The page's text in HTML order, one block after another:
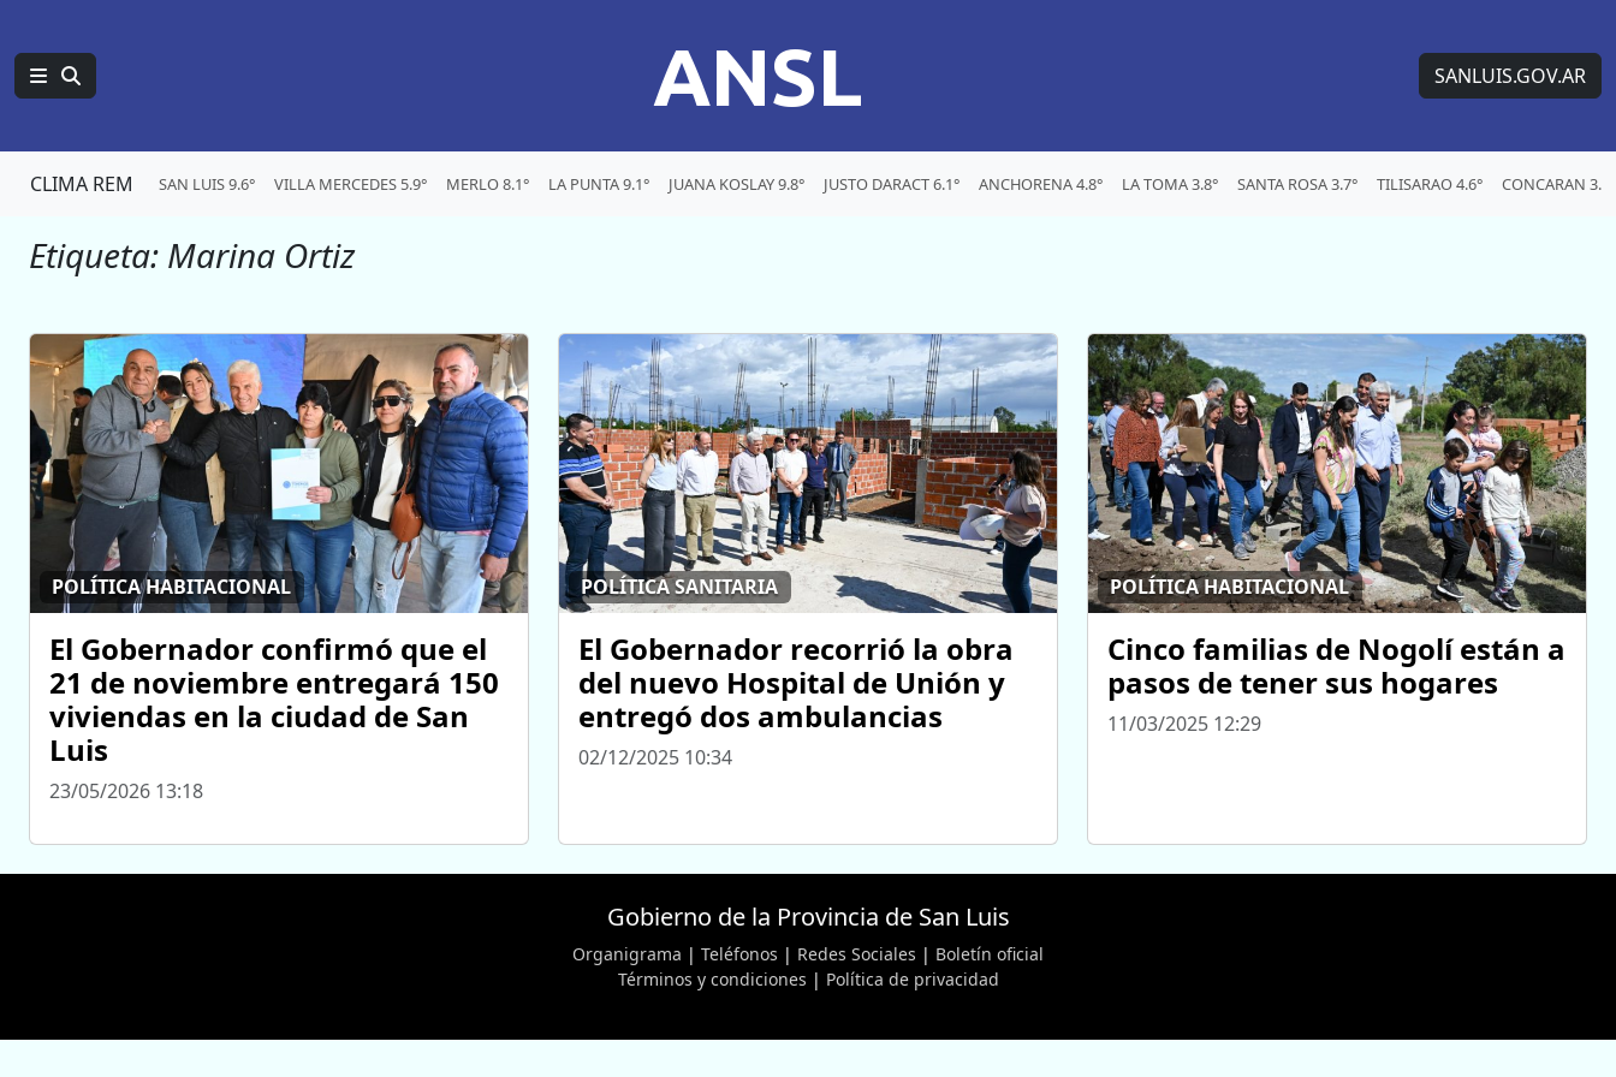
ANSL SANLUIS.GOV.AR
CLIMA REM SAN LUIS 9.6° VILLA MERCEDES 5.9° MERLO 8.1° LA PUNTA 9.1° JUANA KOSLAY 9.8° JUSTO DARACT 6.1° ANCHORENA 4.8° LA TOMA 3.8° SANTA ROSA 3.7° TILISARAO 4.6° CONCARAN 3.7°
Etiqueta: Marina Ortiz
POLÍTICA HABITACIONAL
El Gobernador confirmó que el
21 de noviembre entregará 150
viviendas en la ciudad de San
Luis
23/05/2026 13:18
POLÍTICA SANITARIA
El Gobernador recorrió la obra
del nuevo Hospital de Unión y
entregó dos ambulancias
02/12/2025 10:34
POLÍTICA HABITACIONAL
Cinco familias de Nogolí están a
pasos de tener sus hogares
11/03/2025 12:29
Gobierno de la Provincia de San Luis
Organigrama | Teléfonos | Redes Sociales | Boletín oficial
Términos y condiciones | Política de privacidad